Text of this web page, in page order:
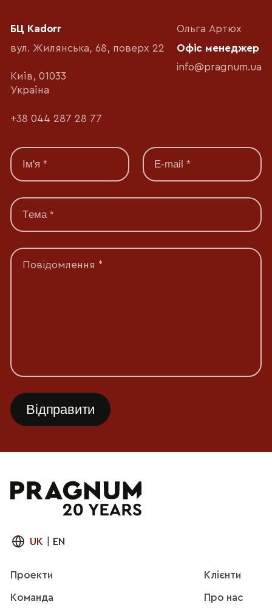
БЦ Kadorr
вул. Жилянська, 68, поверх 22
Київ, 01033
Україна
+38 044 287 28 77
Ольга Артюх
Офіс менеджер
info@pragnum.ua
Повідомлення *
UK EN
Проекти Клієнти
Команда Про нас